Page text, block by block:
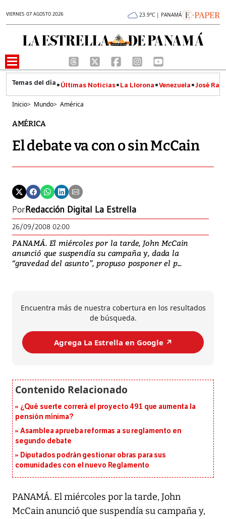
VIERNES 07 AGOSTO 2026 23.9°C | PANAMÁ
Últimas Noticias La Llorona Venezuela José
Inicio> Mundo> América
AMÉRICA
El debate va con o sin McCain
PorRedacción Digital La Estrella
26/09/2008 02:00
PANAMÁ. El miércoles por la tarde, John McCain
anunció que suspendía su campaña y, dada la
“gravedad del asunto”, propuso posponer el p...
Encuentra más de nuestra cobertura en los resultados
de búsqueda.
Agrega La Estrella en Google ↗️
¿Qué suerte correrá el proyecto 491 que aumenta la
pensión mínima?
Asamblea aprueba reformas a su reglamento en
segundo debate
Diputados podrán gestionar obras para sus
comunidades con el nuevo Reglamento
PANAMÁ. El miércoles por la tarde, John
McCain anunció que suspendía su campaña y,